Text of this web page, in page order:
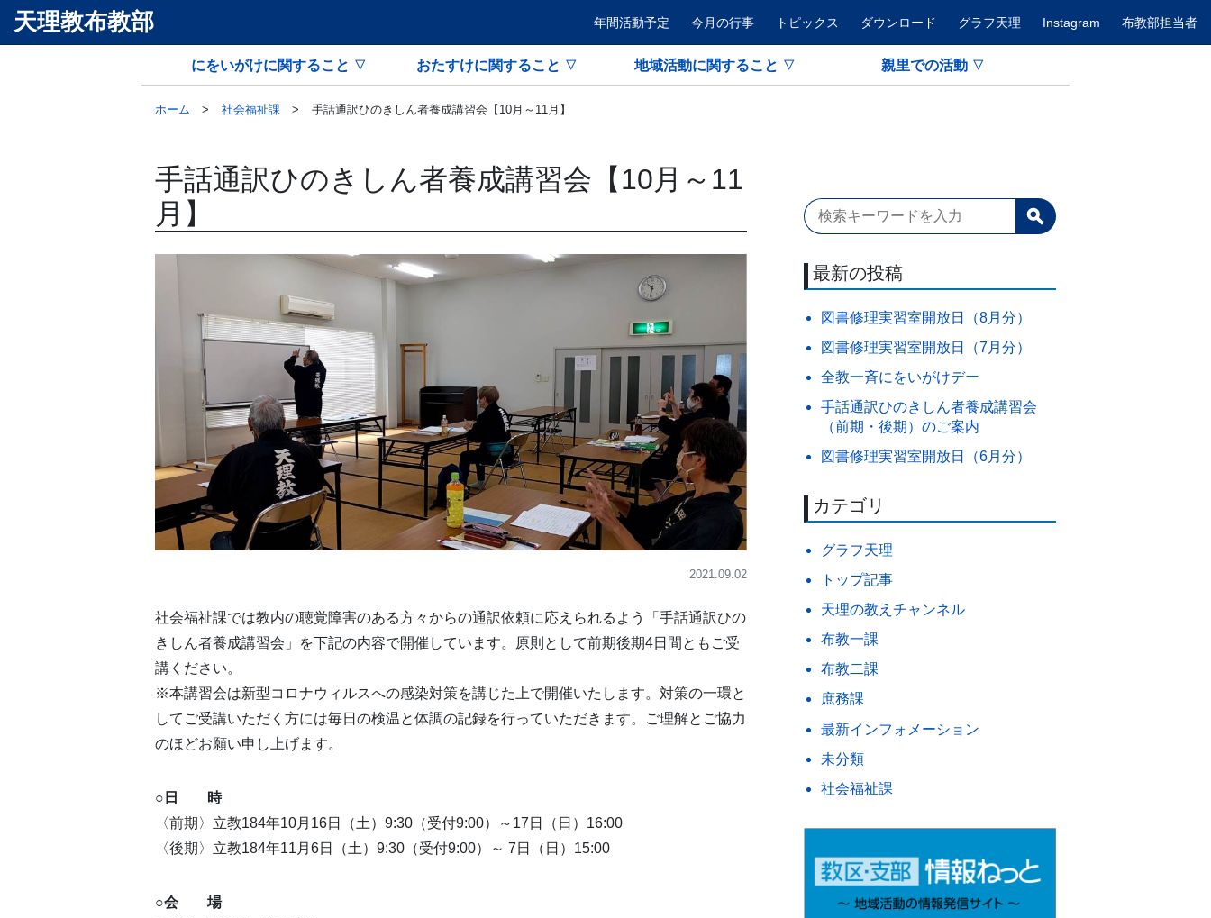
天理教布教部 年間活動予定 今月の行事 トピックス ダウンロード グラフ天理 Instagram 布教部担当者
にをいがけに関すること おたすけに関すること 地域活動に関すること 親里での活動
ホーム 社会福祉課 手話通訳ひのきしん者養成講習会【10月～11月】
手話通訳ひのきしん者養成講習会【10月～11
月】
2021.09.02
社会福祉課では教内の聴覚障害のある方々からの通訳依頼に応えられるよう「手話通訳ひの
きしん者養成講習会」を下記の内容で開催しています。原則として前期後期4日間ともご受
講ください。
※本講習会は新型コロナウィルスへの感染対策を講じた上で開催いたします。対策の一環と
してご受講いただく方には毎日の検温と体調の記録を行っていただきます。ご理解とご協力
のほどお願い申し上げます。
○ 日 時
〈前期〉立教184年10月16日（土）9:30（受付9:00）～17日（日）16:00
〈後期〉立教184年11月6日（土）9:30（受付9:00）～ 7日（日）15:00
○会 場
最新の投稿
図書修理実習室開放日（8月分）
図書修理実習室開放日（7月分）
全教一斉にをいがけデー
手話通訳ひのきしん者養成講習会
（前期・後期）のご案内
図書修理実習室開放日（6月分）
カテゴリ
グラフ天理
トップ記事
天理の教えチャンネル
布教一課
布教二課
庶務課
最新インフォメーション
未分類
社会福祉課